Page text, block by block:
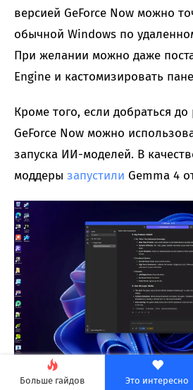
Больше гайдов Это интересно
версией GeForce Now можно
обычной Windows по
При желании можно даже
Engine и кастомизировать
Кроме того, если добраться до
GeForce Now можно
запуска ИИ-моделей. В
моддеры запустили Gemma 4
Конечно, после отключения